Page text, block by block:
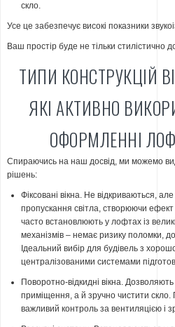
скло.
Усе це забезпечує високі показники
Ваш простір буде не тільки
ТИПИ КОНСТРУКЦІЙ
ЯКІ АКТИВНО
ОФОРМЛЕННІ
Спираючись на наш досвід, ми можемо
рішень:
Фіксовані вікна. Не відкриваються,
пропускання світла, створюючи ефект
часто встановлюють у лофтах із
механізмів – немає ризику поломки,
Ідеальний вибір для будівель з
централізованими системами
Поворотно-відкидні вікна.
приміщення, а й зручно чистити скло.
важливий контроль за вентиляцією і